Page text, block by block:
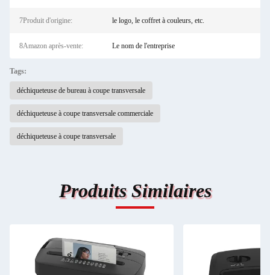
7Produit d'origine: le logo, le coffret à couleurs, etc.
8Amazon après-vente: Le nom de l'entreprise
Tags:
déchiqueteuse de bureau à coupe transversale
déchiqueteuse à coupe transversale commerciale
déchiqueteuse à coupe transversale
Produits Similaires